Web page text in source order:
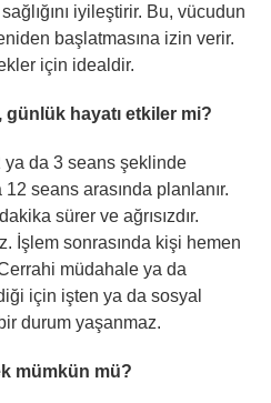
iyileştirir. Bu, vücudun
başlatmasına izin verir.
için idealdir.
günlük hayatı etkiler mi?
da 3 seans şeklinde
seans arasında planlanır.
sürer ve ağrısızdır.
İşlem sonrasında kişi hemen
müdahale ya da
için işten ya da sosyal
durum yaşanmaz.
mümkün mü?